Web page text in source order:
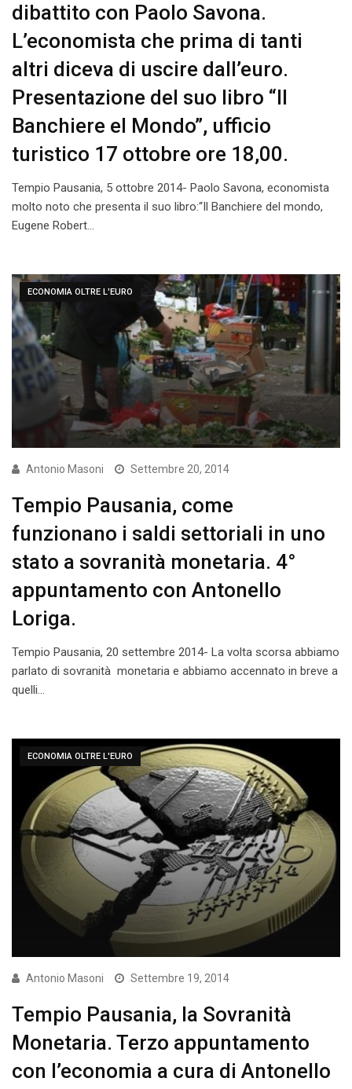
dibattito con Paolo Savona.
L’economista che prima di tanti
altri diceva di uscire dall’euro.
Presentazione del suo libro “Il
Banchiere el Mondo”, ufficio
turistico 17 ottobre ore 18,00.
Tempio Pausania, 5 ottobre 2014- Paolo Savona, economista
molto noto che presenta il suo libro:“Il Banchiere del mondo,
Eugene Robert…
ECONOMIA OLTRE L'EURO
Antonio Masoni Settembre 20, 2014
Tempio Pausania, come
funzionano i saldi settoriali in uno
stato a sovranità monetaria. 4°
appuntamento con Antonello
Loriga.
Tempio Pausania, 20 settembre 2014- La volta scorsa abbiamo
parlato di sovranità monetaria e abbiamo accennato in breve a
quelli…
ECONOMIA OLTRE L'EURO
Antonio Masoni Settembre 19, 2014
Tempio Pausania, la Sovranità
Monetaria. Terzo appuntamento
con l’economia a cura di Antonello